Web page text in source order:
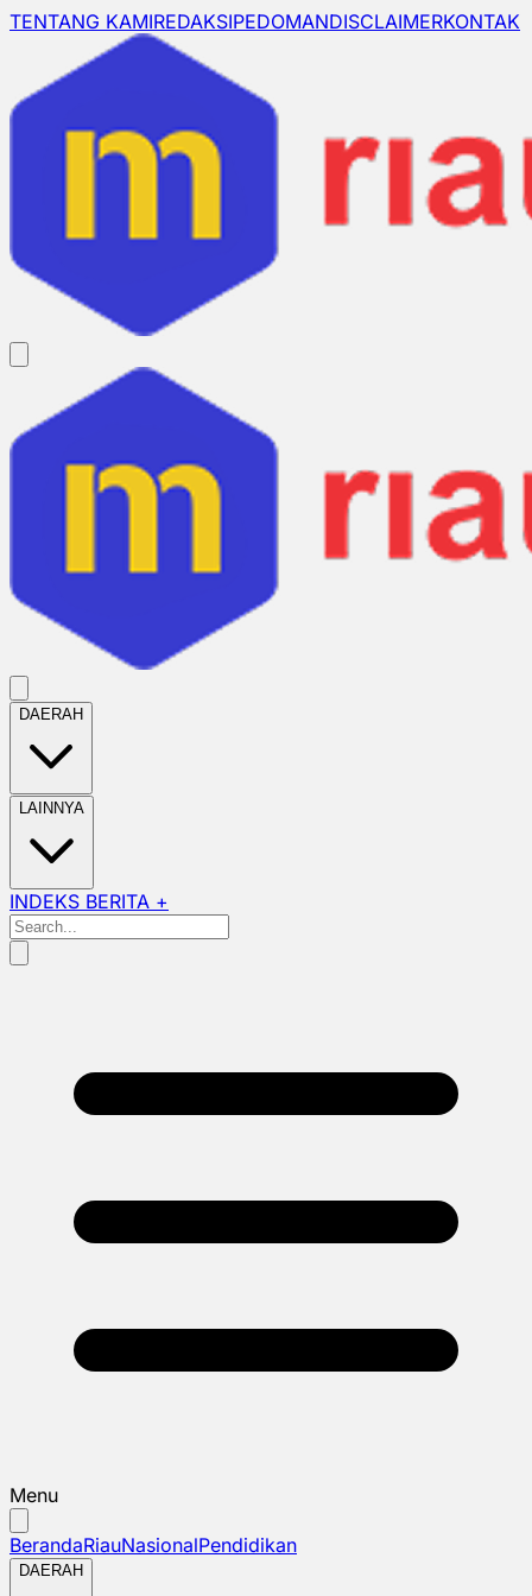
TENTANG KAMIREDAKSIPEDOMANDISCLAIMERKONTAK
DAERAH
LAINNYA
INDEKS BERITA +
Menu
BerandaRiauNasionalPendidikan
DAERAH